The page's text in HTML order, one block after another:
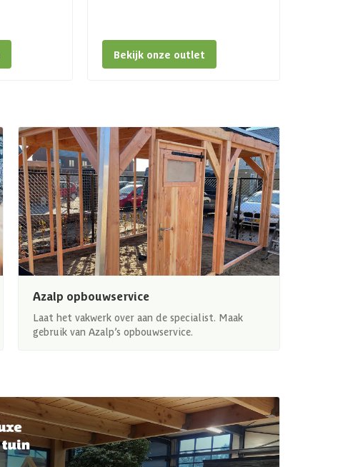
Bekijk onze outlet
Azalp opbouwservice
Laat het vakwerk over aan de specialist. Maak
gebruik van Azalp’s opbouwservice.